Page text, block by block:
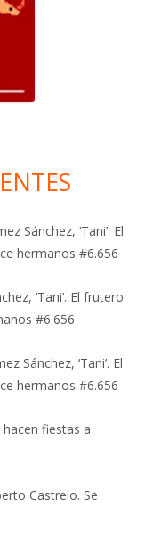
Sánchez, ‘Tani’. El
hermanos #6.656
‘Tani’. El frutero
#6.656
Sánchez, ‘Tani’. El
hermanos #6.656
fiestas a
Castrelo. Se